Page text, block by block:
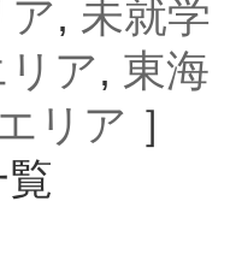
, 未就学
ア, 東海
リア ］